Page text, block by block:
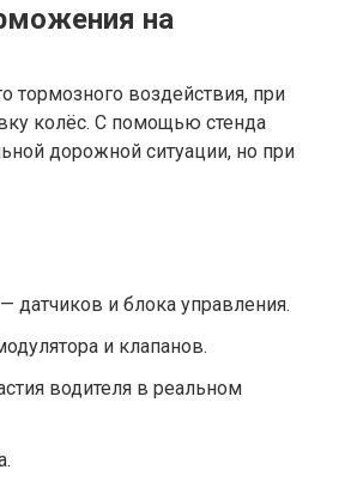
на
тормозного воздействия, при
колёс. С помощью стенда
дорожной ситуации, но при
датчиков и блока управления.
и клапанов.
водителя в реальном